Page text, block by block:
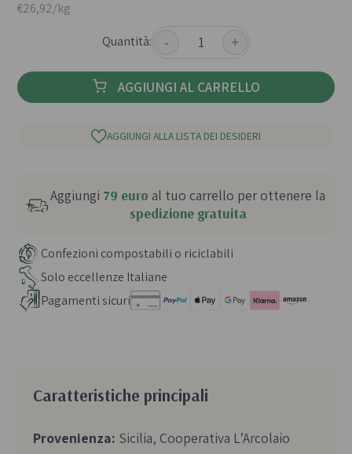
€26,92/kg
Quantità:
- +
AGGIUNGI AL CARRELLO
AGGIUNGI ALLA LISTA DEI DESIDERI
Aggiungi 79 euro al tuo carrello per ottenere la
spedizione gratuita
Confezioni compostabili o riciclabili
Solo eccellenze Italiane
Pagamenti sicuri
Caratteristiche principali
Provenienza: Sicilia, Cooperativa L’Arcolaio